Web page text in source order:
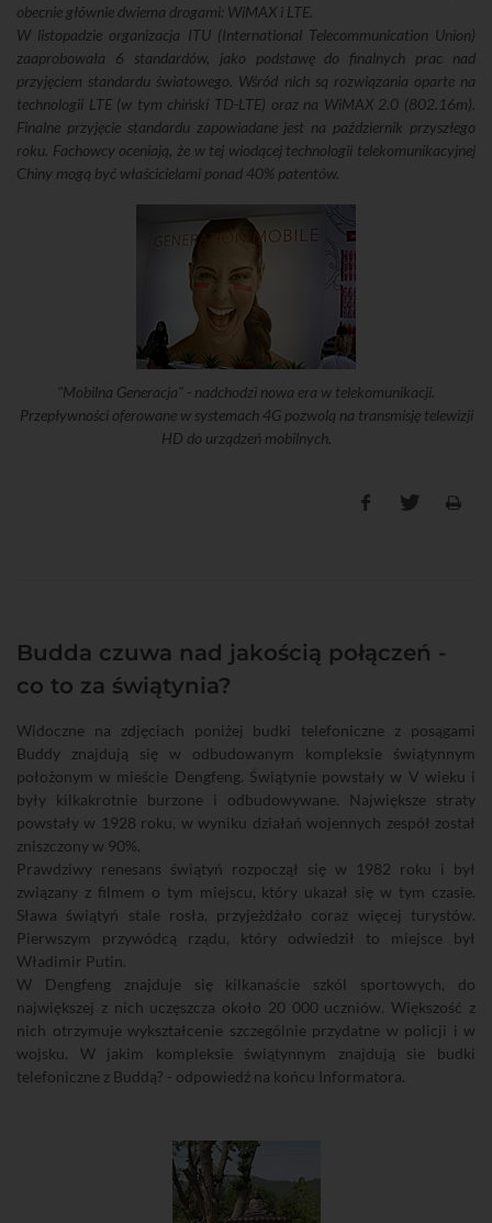
obecnie głównie dwiema drogami: WiMAX i LTE.
W listopadzie organizacja ITU (International Telecommunication Union)
zaaprobowała 6 standardów, jako podstawę do finalnych prac nad
przyjęciem standardu światowego. Wśród nich są rozwiązania oparte na
technologii LTE (w tym chiński TD-LTE) oraz na WiMAX 2.0 (802.16m).
Finalne przyjęcie standardu zapowiadane jest na październik przyszłego
roku. Fachowcy oceniają, że w tej wiodącej technologii telekomunikacyjnej
Chiny mogą być właścicielami ponad 40% patentów.
"Mobilna Generacja" - nadchodzi nowa era w telekomunikacji.
Przepływności oferowane w systemach 4G pozwolą na transmisję telewizji
HD do urządzeń mobilnych.
Budda czuwa nad jakością połączeń -
co to za świątynia?
Widoczne na zdjęciach poniżej budki telefoniczne z posągami
Buddy znajdują się w odbudowanym kompleksie świątynnym
położonym w mieście Dengfeng. Świątynie powstały w V wieku i
były kilkakrotnie burzone i odbudowywane. Największe straty
powstały w 1928 roku, w wyniku działań wojennych zespół został
zniszczony w 90%.
Prawdziwy renesans świątyń rozpoczął się w 1982 roku i był
związany z filmem o tym miejscu, który ukazał się w tym czasie.
Sława świątyń stale rosła, przyjeżdżało coraz więcej turystów.
Pierwszym przywódcą rządu, który odwiedził to miejsce był
Władimir Putin.
W Dengfeng znajduje się kilkanaście szkól sportowych, do
największej z nich uczęszcza około 20 000 uczniów. Większość z
nich otrzymuje wykształcenie szczególnie przydatne w policji i w
wojsku. W jakim kompleksie świątynnym znajdują sie budki
telefoniczne z Buddą? - odpowiedź na końcu Informatora.